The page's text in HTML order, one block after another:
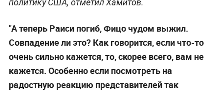
политику США, отметил Хамитов.
"А теперь Раиси погиб, Фицо чудом выжил.
Совпадение ли это? Как говорится, если что-то
очень сильно кажется, то, скорее всего, вам не
кажется. Особенно если посмотреть на
радостную реакцию представителей так